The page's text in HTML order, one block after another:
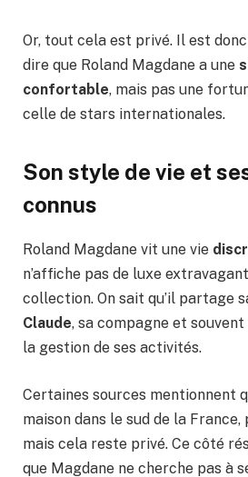
Or, tout cela est privé. Il est
dire que Roland Magdane a une
confortable, mais pas une
celle de stars internationales.
Son style de vie et
connus
Roland Magdane vit une vie
n’affiche pas de luxe
collection. On sait qu’il partage
Claude, sa compagne et
la gestion de ses activités.
Certaines sources mentionnent
maison dans le sud de la
mais cela reste privé. Ce côté
que Magdane ne cherche pas à